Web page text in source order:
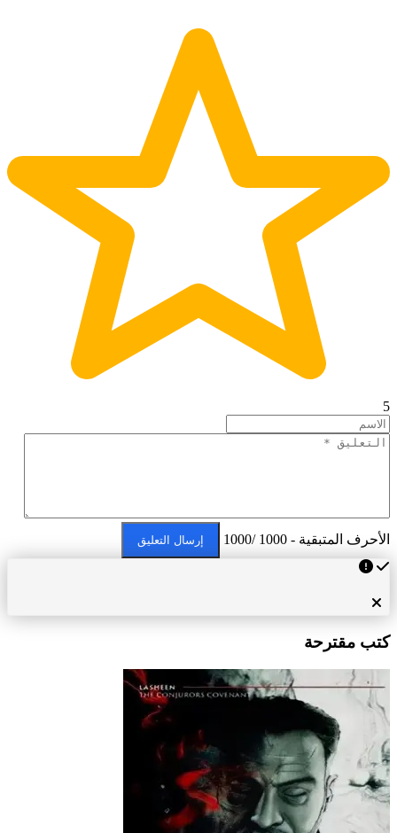
5
الأحرف المتبقية - 1000 /1000 إرسال التعليق
كتب مقترحة